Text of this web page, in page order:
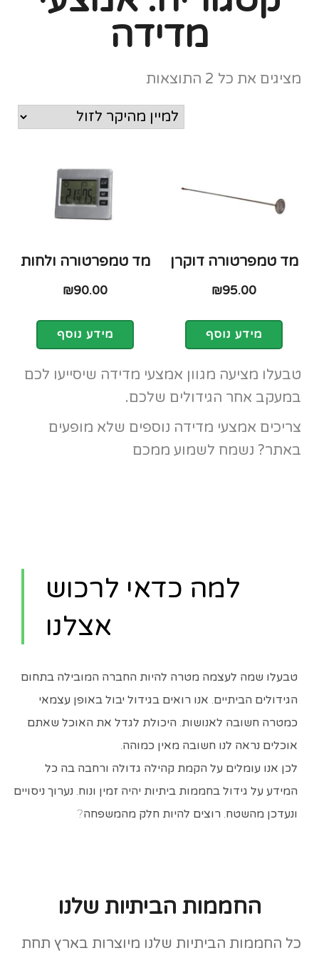
מדידה
מציגים את כל ⁦2⁩ התוצאות
מד טמפרטורה דוקרן
₪95.00
מידע נוסף
מד טמפרטורה ולחות
₪90.00
מידע נוסף
טבעלו מציעה מגוון אמצעי מדידה שיסייעו לכם
במעקב אחר הגידולים שלכם.
צריכים אמצעי מדידה נוספים שלא מופעים
באתר? נשמח לשמוע ממכם
למה כדאי לרכוש
אצלנו
טבעלו שמה לעצמה מטרה להיות החברה המובילה בתחום
הגידולים הביתיים. אנו רואים בגידול יבול באופן עצמאי
כמטרה חשובה לאנושות. היכולת לגדל את האוכל שאתם
אוכלים נראה לנו חשובה מאין כמוהה.
לכן אנו עומלים על הקמת קהילה גדולה ורחבה בה כל
המידע על גידול בחממות ביתיות יהיה זמין ונוח. נערוך ניסויים
ונעדכן מהשטח. רוצים להיות חלק מהמשפחה?
החממות הביתיות שלנו
כל החממות הביתיות שלנו מיוצרות בארץ תחת